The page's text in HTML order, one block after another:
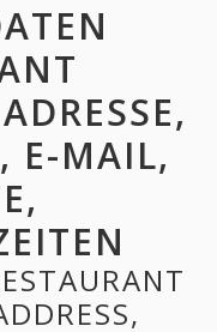
E-MAIL,